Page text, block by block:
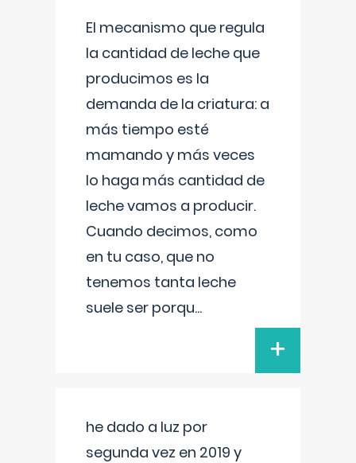
El mecanismo que regula
la cantidad de leche que
producimos es la
demanda de la criatura: a
más tiempo esté
mamando y más veces
lo haga más cantidad de
leche vamos a producir.
Cuando decimos, como
en tu caso, que no
tenemos tanta leche
suele ser porqu...
+
he dado a luz por
segunda vez en 2019 y